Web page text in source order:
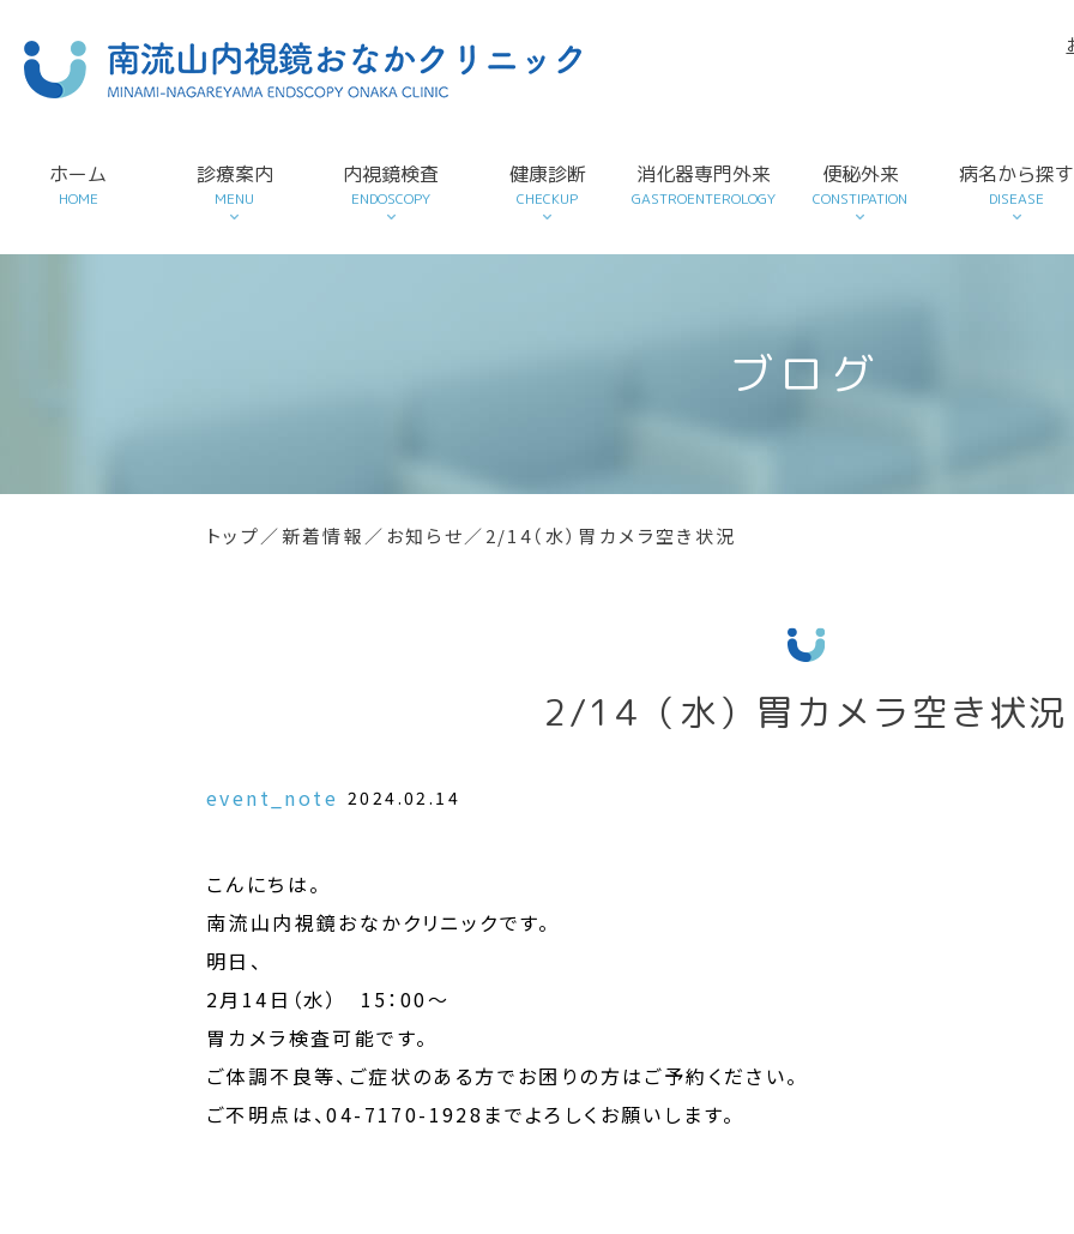
ホーム
HOME
診療案内
MENU
内視鏡検査
ENDOSCOPY
健康診断
CHECKUP
消化器専門外来
GASTROENTEROLOGY
便秘外来
CONSTIPATION
病名から探す
DISEASE
ブログ
トップ／新着情報 ／ お知らせ／2/14（水）胃カメラ空き状況
2/14（水）胃カメラ空き状況
event_note 2024.02.14
こんにちは。
南流山内視鏡おなかクリニックです。
明日、
2月14日（水） 15：00～
胃カメラ検査可能です。
ご体調不良等、ご症状のある方でお困りの方はご予約ください。
ご不明点は、04-7170-1928までよろしくお願いします。